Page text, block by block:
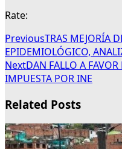
Rate:
PreviousTRAS MEJORÍA
EPIDEMIOLÓGICO,
NextDAN FALLO A
IMPUESTA POR INE
Related Posts